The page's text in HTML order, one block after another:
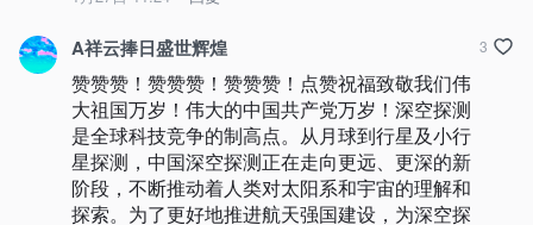
A祥云捧日盛世辉煌
赞赞赞！赞赞赞！赞赞赞！点赞祝福致敬我们伟
大祖国万岁！伟大的中国共产党万岁！深空探测
是全球科技竞争的制高点。从月球到行星及小行
星探测，中国深空探测正在走向更远、更深的新
阶段，不断推动着人类对太阳系和宇宙的理解和
探索。为了更好地推进航天强国建设，为深空探
3